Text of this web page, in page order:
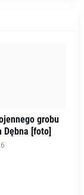
grobu
Dębna [foto]